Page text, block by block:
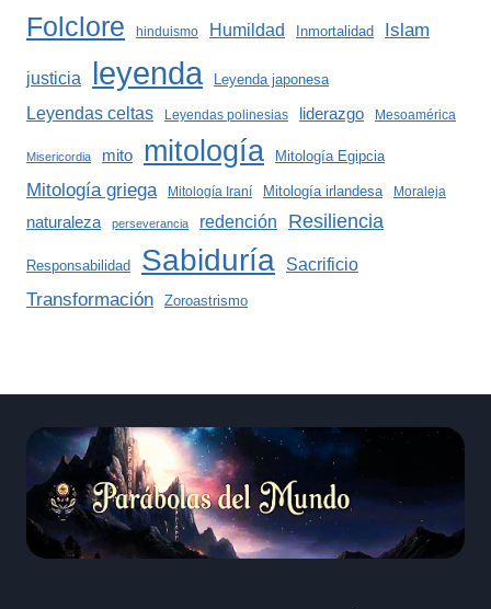
Folclore hinduismo Humildad Inmortalidad Islam
justicia leyenda Leyenda japonesa
Leyendas celtas Leyendas polinesias liderazgo Mesoamérica
Misericordia mito mitología Mitología Egipcia
Mitología griega Mitología Iraní Mitología irlandesa Moraleja
naturaleza perseverancia redención Resiliencia
Responsabilidad Sabiduría Sacrificio
Transformación Zoroastrismo